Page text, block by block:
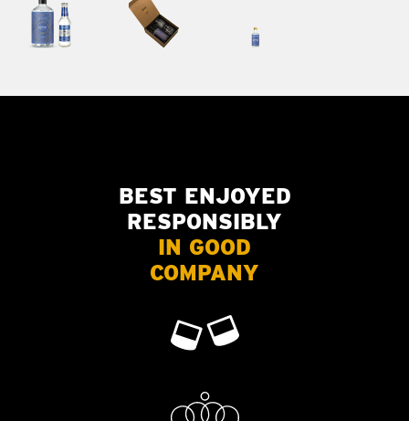
BEST ENJOYED
RESPONSIBLY
IN GOOD
COMPANY